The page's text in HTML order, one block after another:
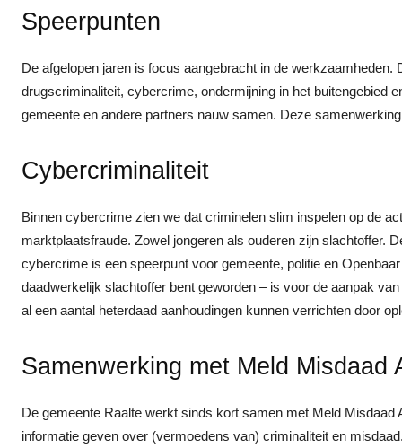
Speerpunten
De afgelopen jaren is focus aangebracht in de
drugscriminaliteit, cybercrime, ondermijning in het buitengebied
gemeente en andere partners nauw samen. Deze
Cybercriminaliteit
Binnen cybercrime zien we dat criminelen slim inspelen op de
marktplaatsfraude. Zowel jongeren als ouderen zijn slachtoffer.
cybercrime is een speerpunt voor gemeente, politie en
daadwerkelijk slachtoffer bent geworden – is voor de aanpak
al een aantal heterdaad aanhoudingen kunnen verrichten door
Samenwerking met Meld Misdaad
De gemeente Raalte werkt sinds kort samen met Meld Misdaad
informatie geven over (vermoedens van) criminaliteit en